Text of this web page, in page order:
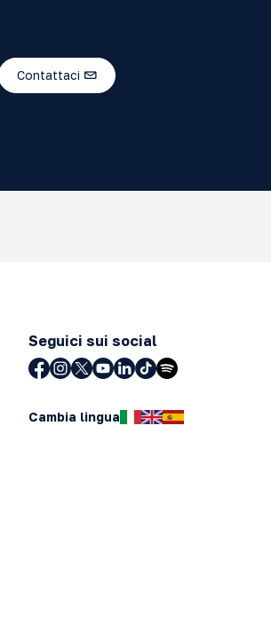
Contattaci
Seguici sui social
Cambia lingua